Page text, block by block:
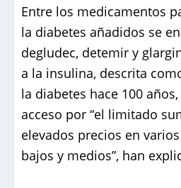
Entre los medicamentos
la diabetes añadidos se
degludec, detemir y
a la insulina, descrita
la diabetes hace 100
acceso por “el limitado
elevados precios en
bajos y medios”, han